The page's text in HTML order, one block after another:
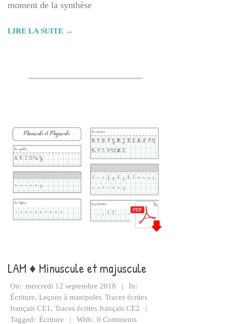
moment de la synthèse
LIRE LA SUITE →
LAM ♦ Minuscule et majuscule
2018-
09-
12
On: mercredi 12 septembre 2018
In:
Écriture, Leçons à manipuler, Traces écrites
français CE1 , Traces écrites français CE2
Tagged: Écriture With: 0 Comments